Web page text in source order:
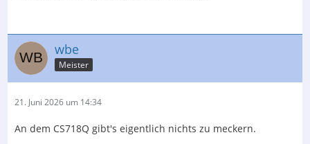
wbe
Meister
21. Juni 2026 um 14:34
An dem CS718Q gibt's eigentlich nichts zu meckern.